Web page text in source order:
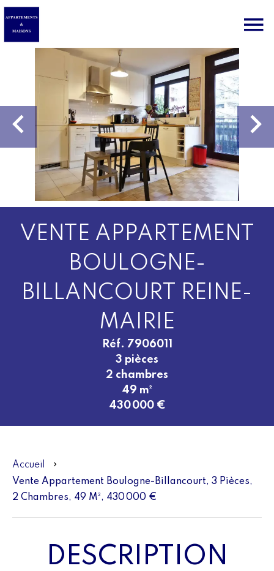
VENTE APPARTEMENT
BOULOGNE-
BILLANCOURT REINE-
MAIRIE
Réf. 7906011
3 pièces
2 chambres
49 m²
430 000 €
Accueil
Vente Appartement Boulogne-Billancourt, 3 Pièces,
2 Chambres, 49 M², 430 000 €
DESCRIPTION